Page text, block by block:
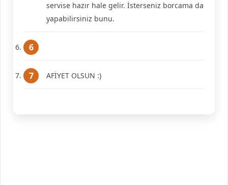
servise hazır hale gelir. İsterseniz borcama da
yapabilirsiniz bunu.
AFİYET OLSUN :)